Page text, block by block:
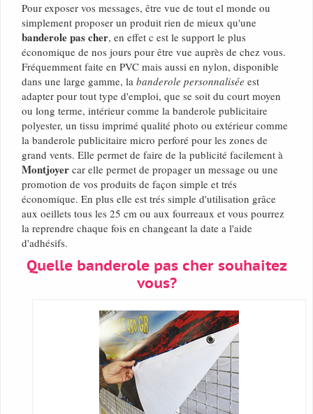
Pour exposer vos messages, être vue de tout el monde ou
simplement proposer un produit rien de mieux qu'une
banderole pas cher, en effet c est le support le plus
économique de nos jours pour être vue auprès de chez vous.
Fréquemment faite en PVC mais aussi en nylon, disponible
dans une large gamme, la banderole personnalisée est
adapter pour tout type d'emploi, que se soit du court moyen
ou long terme, intérieur comme la banderole publicitaire
polyester, un tissu imprimé qualité photo ou extérieur comme
la banderole publicitaire micro perforé pour les zones de
grand vents. Elle permet de faire de la publicité facilement à
Montjoyer car elle permet de propager un message ou une
promotion de vos produits de façon simple et trés
économique. En plus elle est trés simple d'utilisation grâce
aux oeillets tous les 25 cm ou aux fourreaux et vous pourrez
la reprendre chaque fois en changeant la date a l'aide
d'adhésifs.
Quelle banderole pas cher souhaitez
vous?